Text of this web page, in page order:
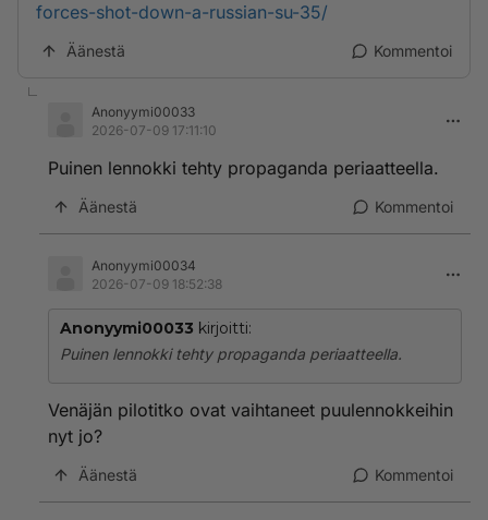
forces-shot-down-a-russian-su-35/
Äänestä Kommentoi
Anonyymi00033
2026-07-09 17:11:10
Puinen lennokki tehty propaganda periaatteella.
Äänestä Kommentoi
Anonyymi00034
2026-07-09 18:52:38
Anonyymi00033 kirjoitti:
Puinen lennokki tehty propaganda periaatteella.
Venäjän pilotitko ovat vaihtaneet puulennokkeihin
nyt jo?
Äänestä Kommentoi